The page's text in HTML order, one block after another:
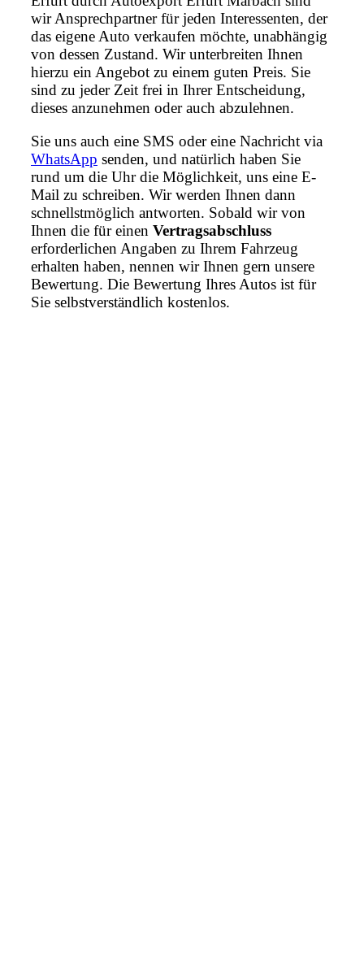
wir Ansprechpartner für jeden Interessenten, der
das eigene Auto verkaufen möchte, unabhängig
von dessen Zustand. Wir unterbreiten Ihnen
hierzu ein Angebot zu einem guten Preis. Sie
sind zu jeder Zeit frei in Ihrer Entscheidung,
dieses anzunehmen oder auch abzulehnen.
Sie uns auch eine SMS oder eine Nachricht via
WhatsApp senden, und natürlich haben Sie
rund um die Uhr die Möglichkeit, uns eine E-
Mail zu schreiben. Wir werden Ihnen dann
schnellstmöglich antworten. Sobald wir von
Ihnen die für einen Vertragsabschluss
erforderlichen Angaben zu Ihrem Fahrzeug
erhalten haben, nennen wir Ihnen gern unsere
Bewertung. Die Bewertung Ihres Autos ist für
Sie selbstverständlich kostenlos.